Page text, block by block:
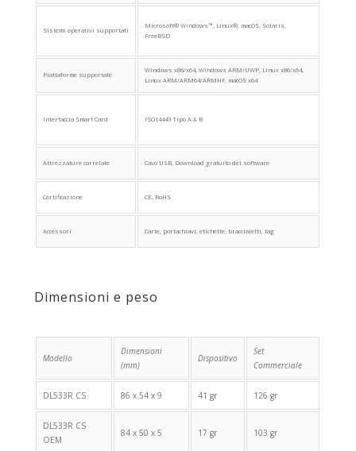
Sistemi operativi supportati
Microsoft® Windows™, Linux®, macOS, Solaris,
FreeBSD
Piattaforme supportate
Windows x86/x64, Windows ARM/UWP, Linux x86/x64,
Linux ARM/ARM64/ARMHF, macOS x64
Interfaccia Smart Card ISO14443 Tipo A & B
Attrezzature correlate Cavo USB, Download gratuito del software
Certificazione CE, RoHS
Accessori Carte, portachiavi, etichette, braccialetti, tag
Dimensioni e peso
Modello
Dimensioni
(mm)
Dispositivo
Set
Commerciale
DL533R CS 86 x 54 x 9 41 gr 126 gr
DL533R CS
OEM
84 x 50 x 5 17 gr 103 gr